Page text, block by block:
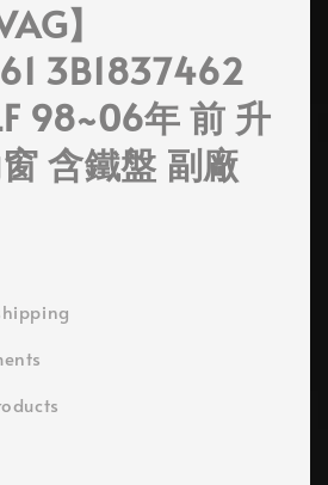
】
3B1837462
98~06年 前 升
含鐵盤 副廠